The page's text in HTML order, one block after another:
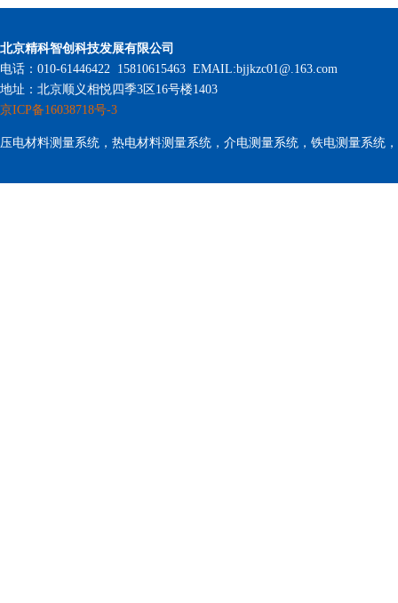
北京精科智创科技发展有限公司
电话：010-61446422 15810615463 EMAIL:bjjkzc01@.163.com
地址：北京顺义相悦四季3区16号楼1403
京ICP备16038718号-3
压电材料测量系统，热电材料测量系统，介电测量系统，铁电测量系统